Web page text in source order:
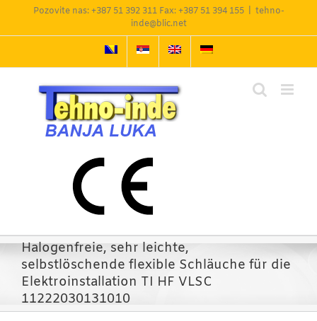
content
Pozovite nas: +387 51 392 311 Fax: +387 51 394 155
tehno-
inde@blic.net
Halogenfreie, sehr leichte,
selbstlöschende flexible Schläuche für die
Elektroinstallation TI HF VLSC
11222030131010